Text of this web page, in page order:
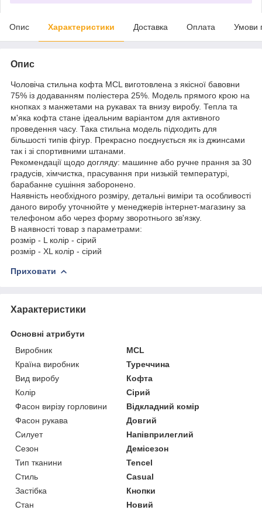
Опис Характеристики Доставка Оплата Умови
Опис
Чоловіча стильна кофта MCL виготовлена з якісної бавовни
75% із додаванням поліестера 25%. Модель прямого крою на
кнопках з манжетами на рукавах та внизу виробу. Тепла та
м'яка кофта стане ідеальним варіантом для активного
проведення часу. Така стильна модель підходить для
більшості типів фігур. Прекрасно поєднується як із джинсами
так і зі спортивними штанами.
Рекомендації щодо догляду: машинне або ручне прання за 30
градусів, хімчистка, прасування при низькій температурі,
барабанне сушіння заборонено.
Наявність необхідного розміру, детальні виміри та особливості
даного виробу уточнюйте у менеджерів інтернет-магазину за
телефоном або через форму зворотнього зв'язку.
В наявності товар з параметрами:
розмір - L колір - сірий
розмір - XL колір - сірий
Приховати
Характеристики
Основні атрибути
Виробник
MCL
Країна виробник
Туреччина
Вид виробу
Кофта
Колір
Сірий
Фасон вирізу горловини
Відкладний комір
Фасон рукава
Довгий
Силует
Напівприлеглий
Сезон
Демісезон
Тип тканини
Tencel
Стиль
Casual
Застібка
Кнопки
Стан
Новий